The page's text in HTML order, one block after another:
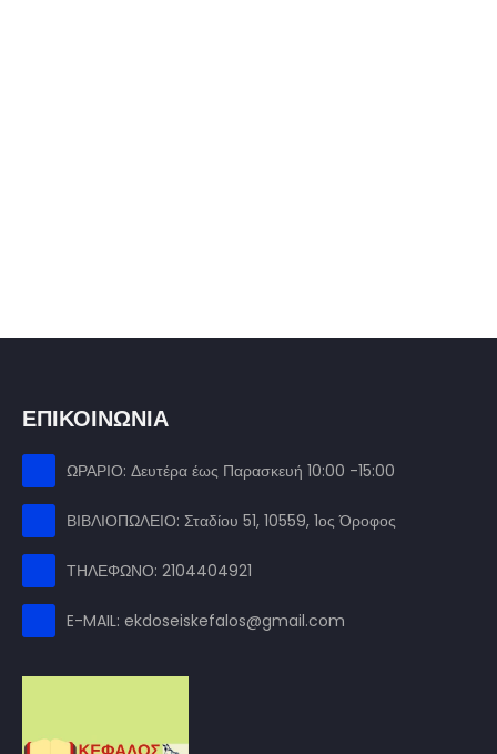
ΕΠΙΚΟΙΝΩΝΙΑ
ΩΡΑΡΙΟ: Δευτέρα έως Παρασκευή 10:00 -15:00
ΒΙΒΛΙΟΠΩΛΕΙΟ: Σταδίου 51, 10559, 1ος Όροφος
ΤΗΛΕΦΩΝΟ: 2104404921
E-MAIL: ekdoseiskefalos@gmail.com